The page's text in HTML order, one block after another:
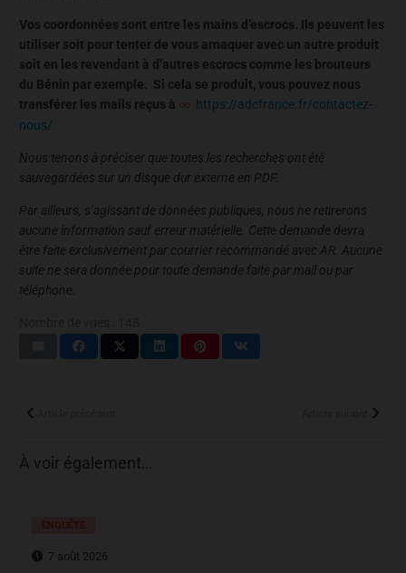
Vos coordonnées sont entre les mains d’escrocs. Ils peuvent les
utiliser soit pour tenter de vous arnaquer avec un autre produit
soit en les revendant à d’autres escrocs comme les brouteurs
du Bénin par exemple. Si cela se produit, vous pouvez nous
transférer les mails reçus à
https://adcfrance.fr/contactez-
nous/
Nous tenons à préciser que toutes les recherches ont été
sauvegardées sur un disque dur externe en PDF.
Par ailleurs, s’agissant de données publiques, nous ne retirerons
aucune information sauf erreur matérielle. Cette demande devra
être faite exclusivement par courrier recommandé avec AR. Aucune
suite ne sera donnée pour toute demande faite par mail ou par
téléphone.
À voir également…
7 août 2026